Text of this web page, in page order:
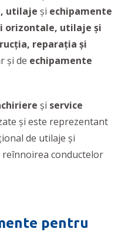
utilaje și echipamente
orizontale, utilaje și
reparația și
și de echipamente
și service
și este reprezentant
de utilaje și
conductelor
pentru